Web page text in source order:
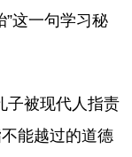
”这一句学习秘
子被现代人指责
能越过的道德